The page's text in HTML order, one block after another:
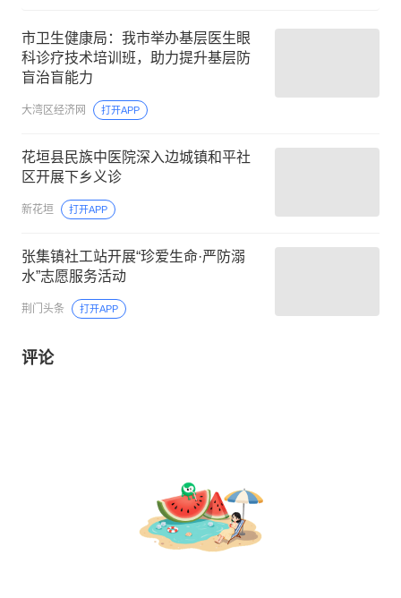
市卫生健康局：我市举办基层医生眼
科诊疗技术培训班，助力提升基层防
盲治盲能力
大湾区经济网 打开APP
花垣县民族中医院深入边城镇和平社
区开展下乡义诊
新花垣 打开APP
张集镇社工站开展“珍爱生命·严防溺
水”志愿服务活动
荆门头条 打开APP
评论